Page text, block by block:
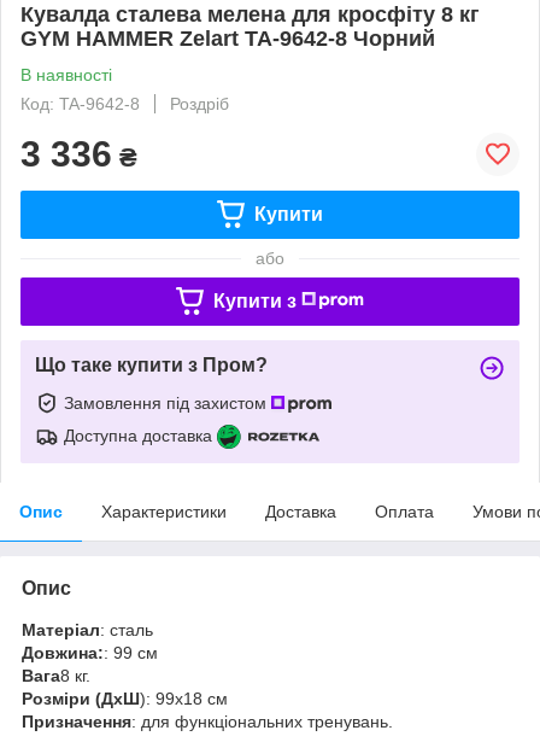
Кувалда сталева мелена для кросфіту 8 кг
GYM HAMMER Zelart TA-9642-8 Чорний
В наявності
Код: TA-9642-8
Роздріб
3 336 ₴
Купити
або
Купити з
Що таке купити з Пром?
Замовлення під захистом
Доступна доставка
Опис Характеристики Доставка Оплата Умови
Опис
Матеріал: сталь
Довжина:: 99 см
Вага8 кг.
Розміри (ДхШ): 99х18 см
Призначення: для функціональних тренувань.